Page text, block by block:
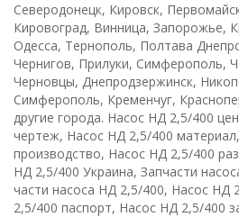
Северодонецк, Кировск,
Кировоград, Винница, Запорожье,
Одесса, Тернополь, Полтава
Чернигов, Прилуки, Симферополь,
Черновцы, Днепродзержинск,
Симферополь, Кременчуг,
другие города. Насос НД 2,5/400
чертеж, Насос НД 2,5/400
производство, Насос НД 2,5/400
НД 2,5/400 Украина, Запчасти
части насоса НД 2,5/400, Насос НД
2,5/400 паспорт, Насос НД 2,5/400